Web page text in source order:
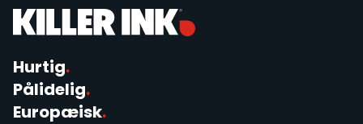
Hurtig.
Pålidelig.
Europæisk.